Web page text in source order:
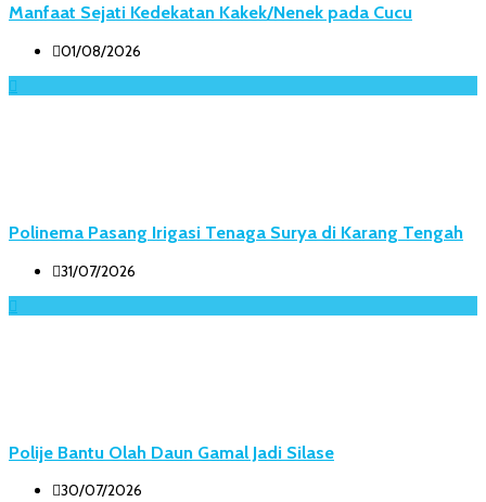
Manfaat Sejati Kedekatan Kakek/Nenek pada Cucu
01/08/2026
Polinema Pasang Irigasi Tenaga Surya di Karang Tengah
31/07/2026
Polije Bantu Olah Daun Gamal Jadi Silase
30/07/2026